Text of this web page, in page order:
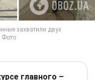
главного –